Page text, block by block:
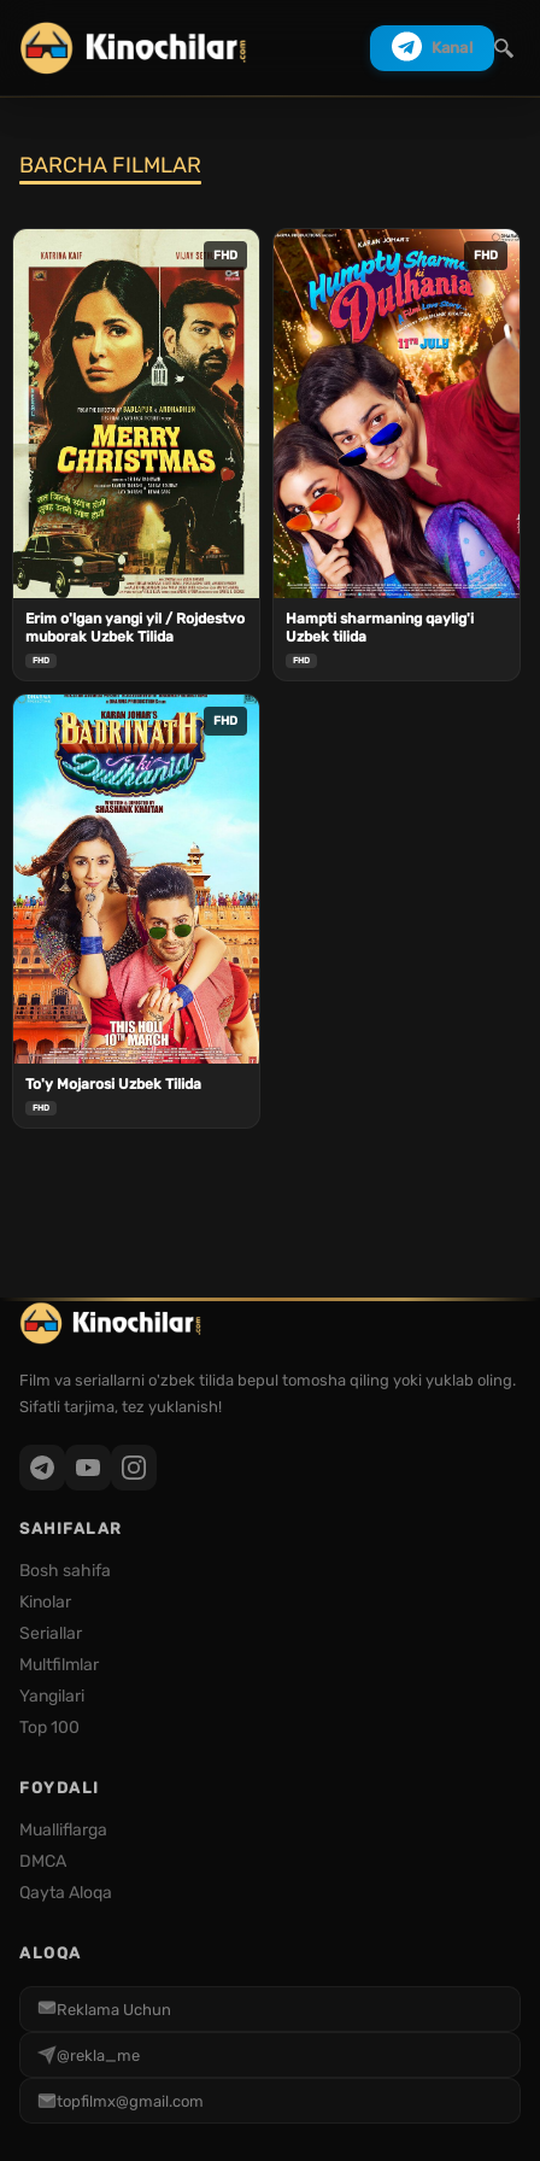
Kanal
BARCHA FILMLAR
FHD
Erim o'lgan yangi yil / Rojdestvo
muborak Uzbek Tilida
FHD
FHD
Hampti sharmaning qaylig'i
Uzbek tilida
FHD
FHD
To'y Mojarosi Uzbek Tilida
FHD
Film va seriallarni o'zbek tilida bepul tomosha qiling yoki yuklab oling.
Sifatli tarjima, tez yuklanish!
SAHIFALAR
Bosh sahifa
Kinolar
Seriallar
Multfilmlar
Yangilari
Top 100
FOYDALI
Mualliflarga
DMCA
Qayta Aloqa
ALOQA
Reklama Uchun
@rekla_me
topfilmx@gmail.com